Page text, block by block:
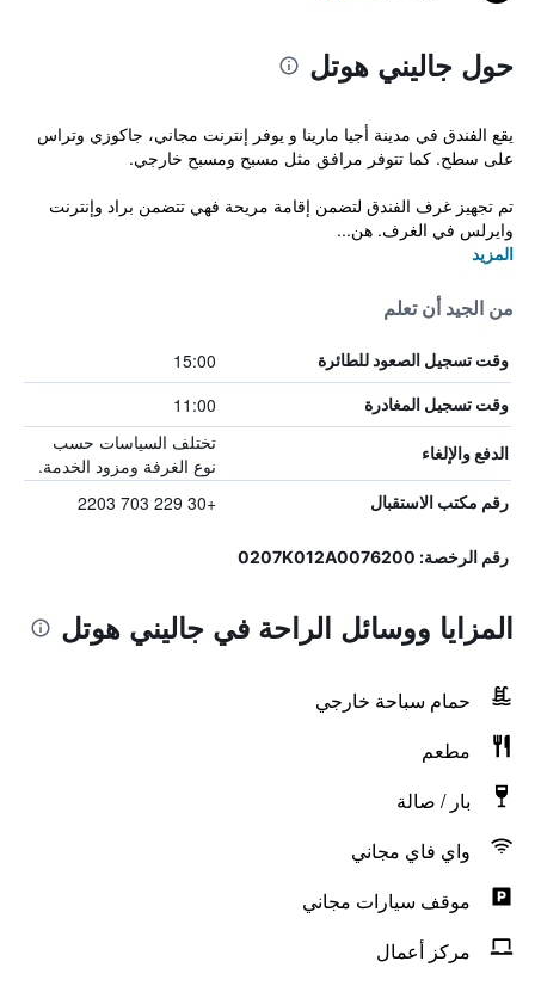
حول جاليني هوتل
يقع الفندق في مدينة أجيا مارينا و يوفر إنترنت مجاني، جاكوزي وتراس
على سطح. كما تتوفر مرافق مثل مسبح ومسبح خارجي.
تم تجهيز غرف الفندق لتضمن إقامة مريحة فهي تتضمن براد وإنترنت
وايرلس في الغرف. هن...
المزيد
من الجيد أن تعلم
وقت تسجيل الصعود للطائرة 15:00
وقت تسجيل المغادرة 11:00
الدفع والإلغاء
تختلف السياسات حسب
نوع الغرفة ومزود الخدمة.
رقم مكتب الاستقبال +30 229 703 2203
رقم الرخصة: 0207K012A0076200
المزايا ووسائل الراحة في جاليني هوتل
حمام سباحة خارجي
مطعم
بار / صالة
واي فاي مجاني
موقف سيارات مجاني
مركز أعمال